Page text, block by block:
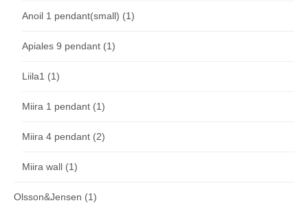
Anoil 1 pendant(small) (1)
Apiales 9 pendant (1)
Liila1 (1)
Miira 1 pendant (1)
Miira 4 pendant (2)
Miira wall (1)
Olsson&Jensen (1)